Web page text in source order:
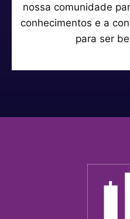
nossa comunidade
conhecimentos e a
para ser